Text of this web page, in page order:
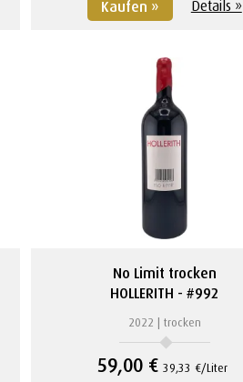
No Limit trocken
HOLLERITH #992
2022 trocken
59,00 € 39,33 €/Liter